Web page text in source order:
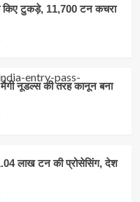
किए टुकड़े, 11,700 टन कचरा
नूडल्स की तरह कानून बना
लाख टन की प्रोसेसिंग, देश